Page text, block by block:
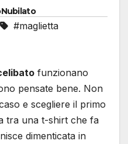
#maglietta
funzionano
pensate bene. Non
e scegliere il primo
tra una t-shirt che fa
dimenticata in